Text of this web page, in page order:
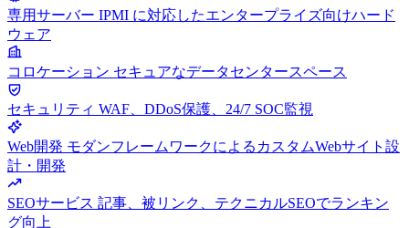
専用サーバー IPMI に対応したエンタープライズ向けハード
ウェア
コロケーション セキュアなデータセンタースペース
セキュリティ WAF、DDoS保護、24/7 SOC監視
Web開発 モダンフレームワークによるカスタムWebサイト設
計・開発
SEOサービス 記事、被リンク、テクニカルSEOでランキン
グ向上